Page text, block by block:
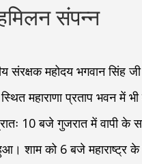
संपन्न
महोदय भगवान सिंह
महाराणा प्रताप भवन में
10 बजे गुजरात में वापी के
शाम को 6 बजे महाराष्ट्र